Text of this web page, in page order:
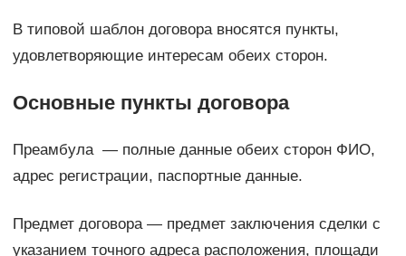
В типовой шаблон договора вносятся пункты,
удовлетворяющие интересам обеих сторон.
Основные пункты договора
Преамбула — полные данные обеих сторон ФИО,
адрес регистрации, паспортные данные.
Предмет договора — предмет заключения сделки с
указанием точного адреса расположения, площади